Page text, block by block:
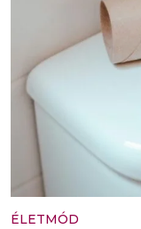
ÉLETMÓD